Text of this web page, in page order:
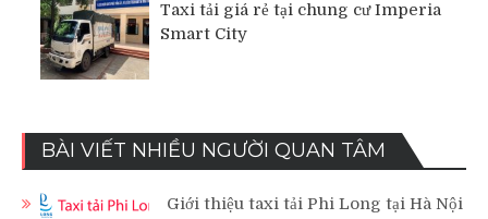
Taxi tải giá rẻ tại chung cư Imperia
Smart City
BÀI VIẾT NHIỀU NGƯỜI QUAN TÂM
Giới thiệu taxi tải Phi Long tại Hà Nội